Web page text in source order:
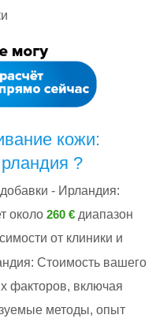
кожи:
?
- Ирландия:
около 260 € диапазон
от клиники и
Стоимость вашего
факторов, включая
методы, опыт